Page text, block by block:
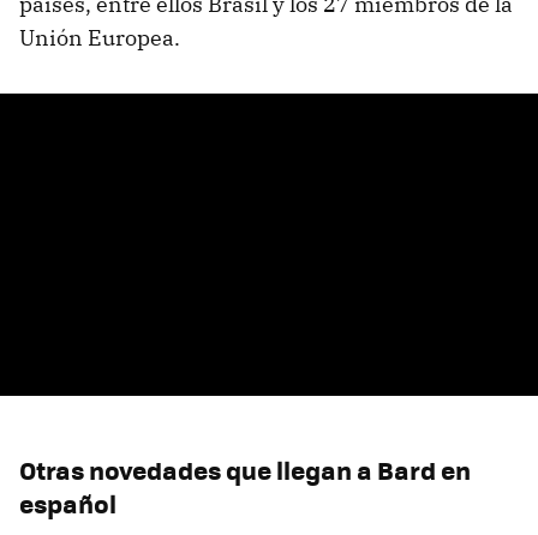
Unión Europea.
Otras novedades que llegan a Bard en
español